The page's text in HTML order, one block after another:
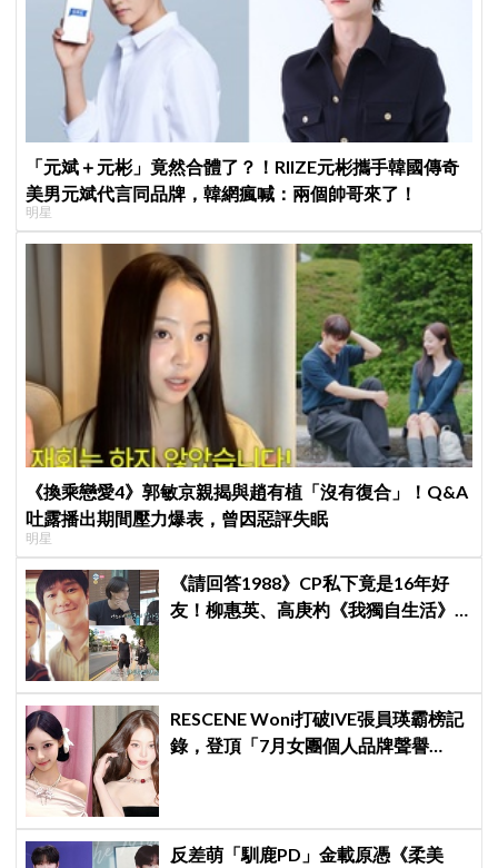
「元斌＋元彬」竟然合體了？！RIIZE元彬攜手韓國傳奇
美男元斌代言同品牌，韓網瘋喊：兩個帥哥來了！
明星
《換乘戀愛4》郭敏京親揭與趙有植「沒有復合」！Q&A
吐露播出期間壓力爆表，曾因惡評失眠
明星
《請回答1988》CP私下竟是16年好
友！柳惠英、高庚杓《我獨自生活》
RESCENE Woni打破IVE張員瑛霸榜記
錄，登頂「7月女團個人品牌聲譽
反差萌「馴鹿PD」金載原憑《柔美